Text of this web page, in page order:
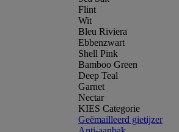
Flint
Wit
Bleu Riviera
Ebbenzwart
Shell Pink
Bamboo Green
Deep Teal
Garnet
Nectar
KIES Categorie
Geëmailleerd gietijzer